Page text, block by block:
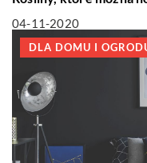
04-11-2020
DLA DOMU I